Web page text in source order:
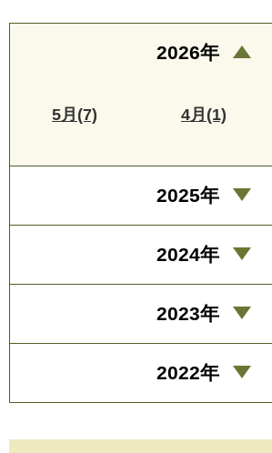
2026年
5月(7) 4月(1)
2025年
2024年
2023年
2022年